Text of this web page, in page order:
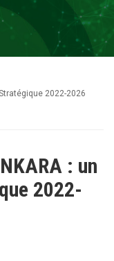
2022-2026
: un
2022-